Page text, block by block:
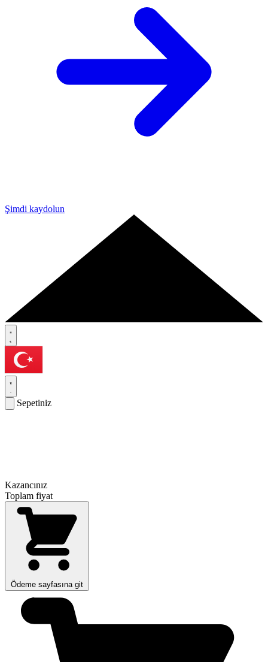
Şimdi kaydolun
Sepetiniz
Kazancınız
Toplam fiyat
Ödeme sayfasına git